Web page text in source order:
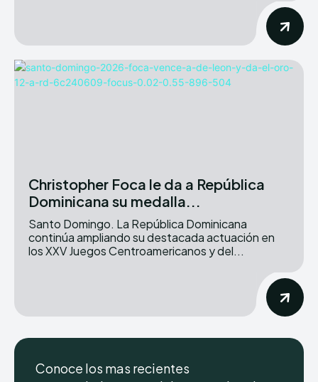
Christopher Foca le da a República
Dominicana su medalla...
Santo Domingo. La República Dominicana
continúa ampliando su destacada actuación en
los XXV Juegos Centroamericanos y del...
Conoce los mas recientes